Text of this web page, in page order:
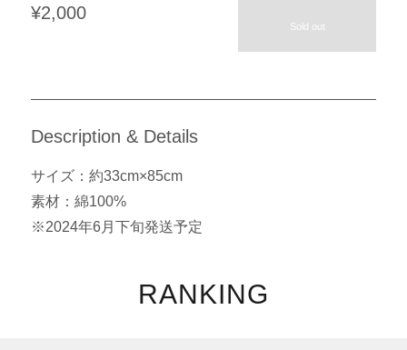
¥2,000
Sold out
Description & Details
サイズ：約33cm×85cm
素材：綿100%
※2024年6月下旬発送予定
RANKING